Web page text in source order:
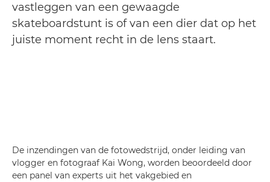
vastleggen van een gewaagde
skateboardstunt is of van een dier dat op het
juiste moment recht in de lens staart.
De inzendingen van de fotowedstrijd, onder leiding van
vlogger en fotograaf Kai Wong, worden beoordeeld door
een panel van experts uit het vakgebied en